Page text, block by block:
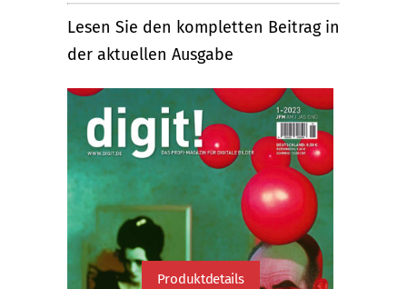
Lesen Sie den kompletten Beitrag in
der aktuellen Ausgabe
Produktdetails